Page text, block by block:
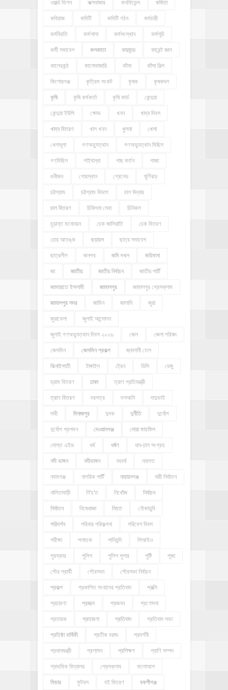
ওয়ার্ল্ড ভিশন কক্সবাজার কনফিডেন্স কবিতা
কবিরাজ কমিটি কমিটি গঠন কর্মচারী
কর্মবিরতি কর্মশালা কর্মসংস্থান কর্মসূচি
কর্মী সমাবেশ কলকাতা কারাদন্ড কারেন্ট জাল
কালেরকন্ঠ কালোবাজারি কাঁসা কাঁসা শিল্প
কিশোরগঞ্জ কৃত্রিম সংকট কৃষক কৃষকদল
কৃষি কৃষি কর্মকর্তা কৃষি কার্ড কেন্দুয়া
কেন্দুয়া ইউপি ক্ষোভ খনন খাদ্য দিবস
খাদ্য বিতরণ খাল খনন খুলনা খেলা
খেলাধূলা গণঅভ্যুত্থান গণঅভ্যুত্থান মিছিল
গণমিছিল গাইবান্ধা গাছ কর্তন গাজা
গুনীজন গোরস্থান গ্রেনেড ঘূর্ণিঝড়
চট্টগ্রাম চট্টগ্রাম বিভাগ চাল উদ্ধার
চাল বিতরণ চিকিৎসা সেবা চিনিকল
চুড়ান্ত মনোনয়ন চেক জালিয়াতি চেক বিতরণ
চোর আতঙ্ক ছড়ারস ছাত্র সমাবেশ
ছাত্রলীগ জনপথ জমি দখল জরিমানা
জা জাতীয় জাতীয় নির্বাচন জাতীয় পার্টি
জামায়াতে ইসলামী জামালপুর জামালপুর প্রেসক্লাব
জামালপুর সদর জামিন জালানি জুয়া
জুয়াখেলা জুলাই আন্দোলন
জুলাই গণঅভ্যুত্থান দিবস ২০২৬ জেল জেলা পরিষদ
জেসমিন জেসমিন প্রকল্প জ্বালানী তেল
ঝিনাইগাতী টাঙ্গাইল ট্রেন ডিসি ডেঙ্গু
ড্রাম বিতরণ ঢাকা ত্রাণ প্রতিমন্ত্রী
ত্রাণ বিতরণ দরপত্র দশআনি দাদুভাই
দাবী দিনাজপুর দুদক দুর্নীতি দুর্যোগ
দুর্যোগ প্রশমন দেওয়ানগঞ্জ দোয়া মাহফিল
দোস্ত এইড ধর্ম ধর্ষণ ধান-চাল সংগ্রহ
নদী ভাঙ্গন নদীভাঙ্গন নববর্ষ নবাগত
নবাবগঞ্জ নাগরিক পার্টি নারায়নগঞ্জ নারী নির্যাতন
নালিতাবাড়ী নি'হ'ত নিখোঁজ নির্বাচন
নির্যাতন নিষেধাজ্ঞা নিহত নৌকাডুবি
পরিদর্শন পরিবার পরিকল্পনা পরিবেশ দিবস
পরীক্ষা পলাতক পানিবন্দি পিআইও
পুরস্কার পুলিশ পুলিশ সুপার পুষ্টি পূজা
পৌর প্রার্থী পৌরসভা পৌরসভা নির্বাচন
প্রকল্প প্রকাশিত সংবাদের প্রতিবাদ প্রক্সি
প্রচারণা প্রচ্ছদ প্রজনন প্রণোদনা
প্রতারক প্রতারণা প্রতিবাদ প্রতিবাদ সভা
প্রতিষ্ঠা বার্ষিকী প্রতীক বরাদ্দ প্রদর্শনী
প্রধানমন্ত্রী প্রশাসন প্রশিক্ষণ প্রাণি সম্পদ
প্রাথমিক বিদ্যালয় প্রেসক্লাব ফলোআপ
ফিচার ফুটবল বই বিতরণ বকশীগঞ্জ